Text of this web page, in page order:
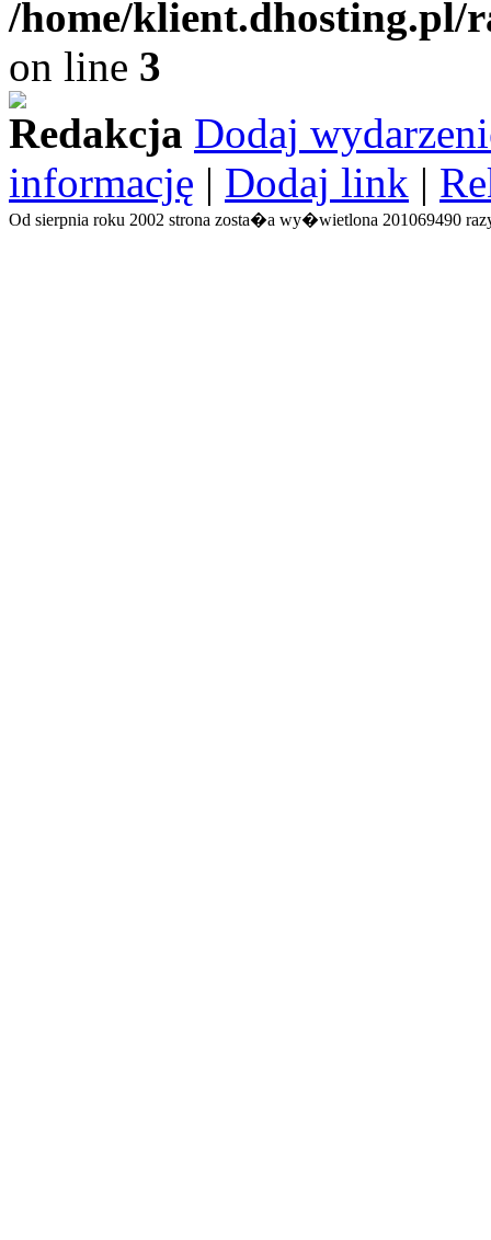
/home/
on line 3
Redakcja Dodaj
informację | Dodaj link |
Od sierpnia roku 2002 strona zosta�a wy�wietlona 201069490